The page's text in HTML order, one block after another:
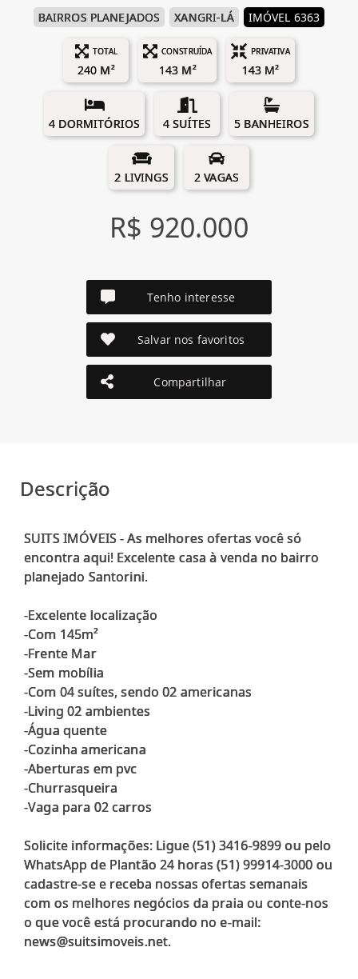
BAIRROS PLANEJADOS XANGRI-LÁ IMÓVEL 6363
TOTAL
240 M²
CONSTRUÍDA
143 M²
PRIVATIVA
143 M²
4 DORMITÓRIOS 4 SUÍTES 5 BANHEIROS
2 LIVINGS 2 VAGAS
R$ 920.000
Tenho interesse
Salvar nos favoritos
Compartilhar
Descrição
SUITS IMÓVEIS - As melhores ofertas você só
encontra aqui! Excelente casa à venda no bairro
planejado Santorini.
-Excelente localização
-Com 145m²
-Frente Mar
-Sem mobília
-Com 04 suítes, sendo 02 americanas
-Living 02 ambientes
-Água quente
-Cozinha americana
-Aberturas em pvc
-Churrasqueira
-Vaga para 02 carros
Solicite informações: Ligue (51) 3416-9899 ou pelo
WhatsApp de Plantão 24 horas (51) 99914-3000 ou
cadastre-se e receba nossas ofertas semanais
com os melhores negócios da praia ou conte-nos
o que você está procurando no e-mail: